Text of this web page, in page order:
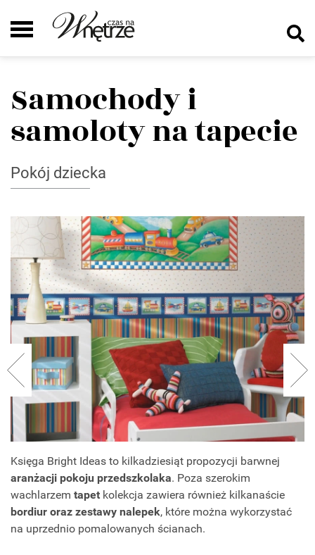
Samochody i
samoloty na tapecie
Pokój dziecka
Księga Bright Ideas to kilkadziesiąt propozycji barwnej
aranżacji pokoju przedszkolaka. Poza szerokim
wachlarzem tapet kolekcja zawiera również kilkanaście
bordiur oraz zestawy nalepek, które można wykorzystać
na uprzednio pomalowanych ścianach.